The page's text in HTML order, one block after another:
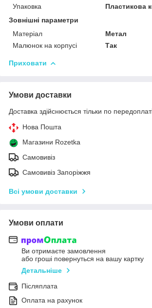
Упаковка
Пластикова
Зовнішні параметри
Матеріал
Метал
Малюнок на корпусі
Так
Приховати
Умови доставки
Доставка здійснюється тільки по
Нова Пошта
Магазини Rozetka
Самовивіз
Самовивіз Запоріжжя
Всі умови доставки
Умови оплати
Ви отримаєте замовлення
або гроші повернуться на вашу картку
Детальніше
Післяплата
Оплата на рахунок